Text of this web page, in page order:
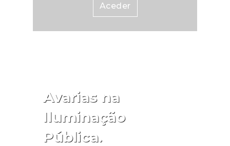
Aceder
Avarias na
Iluminação
Pública.